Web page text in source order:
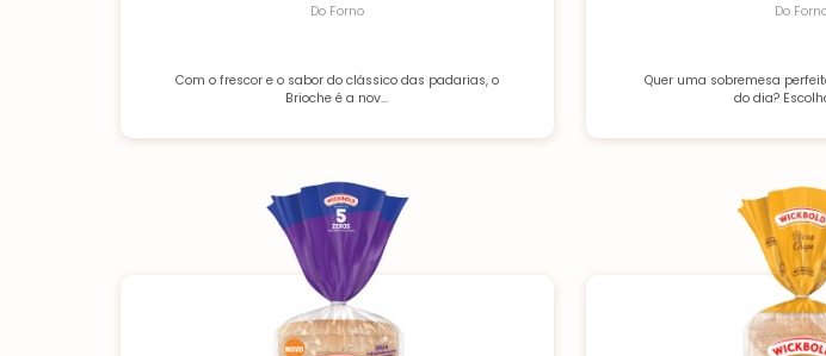
Do Forno
Com o frescor e o sabor do clássico das padarias, o
Brioche é a nov...
Do
Quer uma sobremesa
do dia?